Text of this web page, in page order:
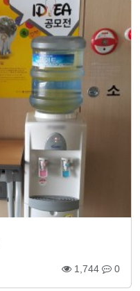
1,744 0